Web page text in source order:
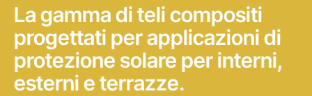
La gamma di teli compositi
progettati per applicazioni di
protezione solare per interni,
esterni e terrazze.